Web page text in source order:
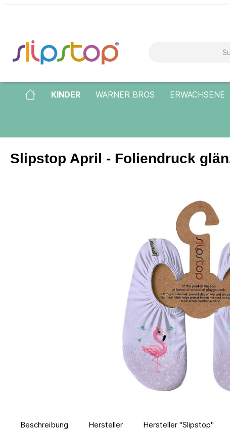
KINDER WARNER BROS ERWACHSENE
Slipstop April - Foliendruck
Beschreibung Hersteller Hersteller "Slipstop"